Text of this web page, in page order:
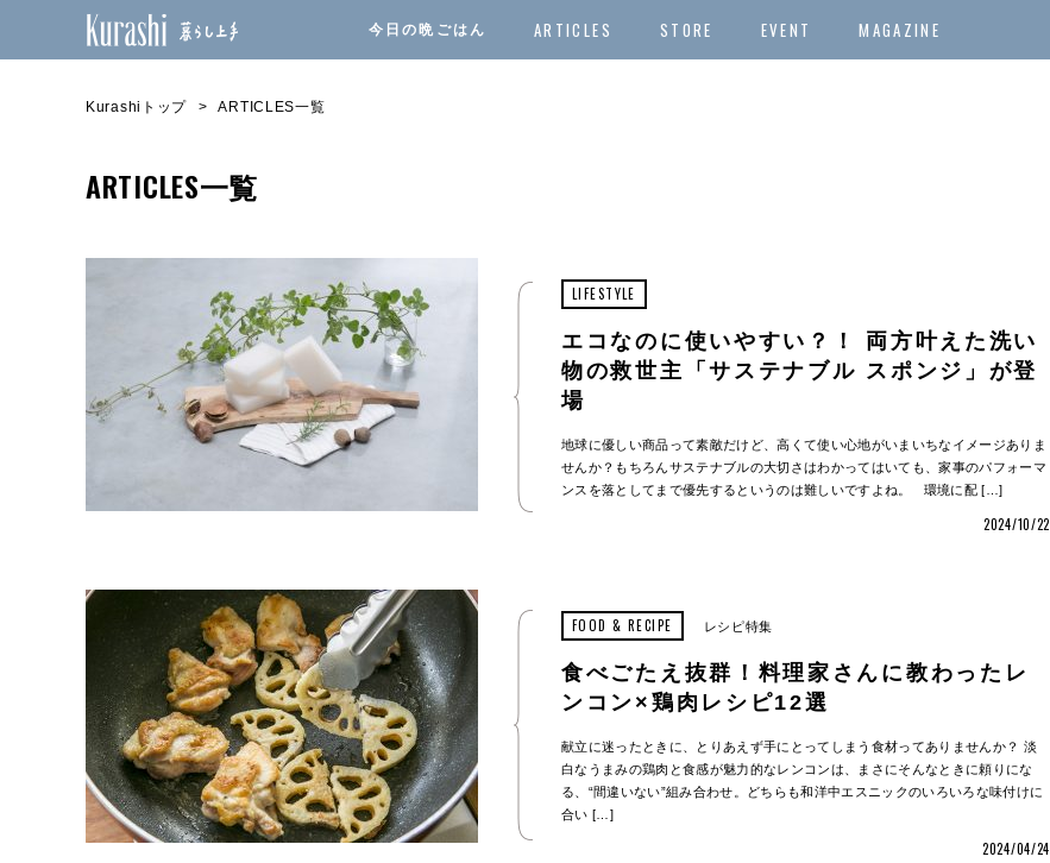
今日の晩ごはん ARTICLES STORE EVENT MAGAZINE
Kurashiトップ ARTICLES一覧
ARTICLES一覧
LIFESTYLE
エコなのに使いやすい？！ 両方叶えた洗い
物の救世主「サステナブル スポンジ」が登
場
地球に優しい商品って素敵だけど、高くて使い心地がいまいちなイメージありま
せんか？もちろんサステナブルの大切さはわかってはいても、家事のパフォーマ
ンスを落としてまで優先するというのは難しいですよね。 環境に配 […]
2024/10/22
FOOD & RECIPE レシピ特集
食べごたえ抜群！料理家さんに教わったレ
ンコン×鶏肉レシピ12選
献立に迷ったときに、とりあえず手にとってしまう食材ってありませんか？ 淡
白なうまみの鶏肉と食感が魅力的なレンコンは、まさにそんなときに頼りにな
る、“間違いない”組み合わせ。どちらも和洋中エスニックのいろいろな味付けに
合い […]
2024/04/24